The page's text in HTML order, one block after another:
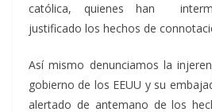
católica, quienes han
justificado los hechos de
Así mismo denunciamos la
gobierno de los EEUU y su
alertado de antemano de los